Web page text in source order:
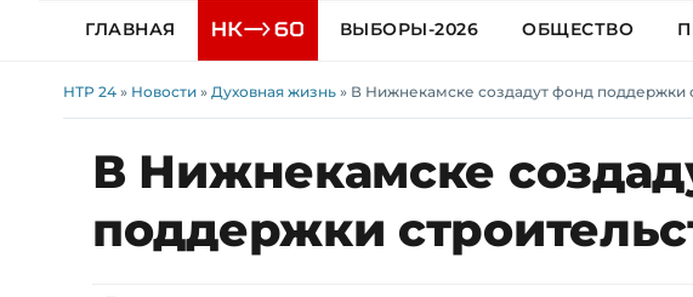
ГЛАВНАЯ ВЫБОРЫ-2026 ОБЩЕСТВО
НТР 24 » Новости » Духовная жизнь » В Нижнекамске создадут фонд поддержки
В Нижнекамске
поддержки